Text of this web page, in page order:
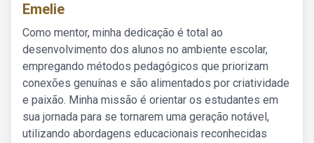
Emelie
Como mentor, minha dedicação é total ao
desenvolvimento dos alunos no ambiente escolar,
empregando métodos pedagógicos que priorizam
conexões genuínas e são alimentados por criatividade
e paixão. Minha missão é orientar os estudantes em
sua jornada para se tornarem uma geração notável,
utilizando abordagens educacionais reconhecidas